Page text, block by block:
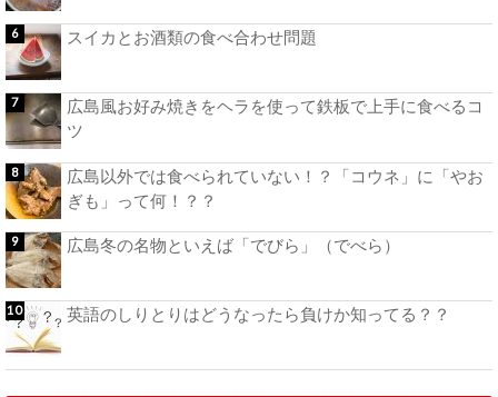
スイカとお酒類の食べ合わせ問題
広島風お好み焼きをヘラを使って鉄板で上手に食べるコ
ツ
広島以外では食べられていない！？「コウネ」に「やお
ぎも」って何！？？
広島冬の名物といえば「でびら」（でべら）
英語のしりとりはどうなったら負けか知ってる？？